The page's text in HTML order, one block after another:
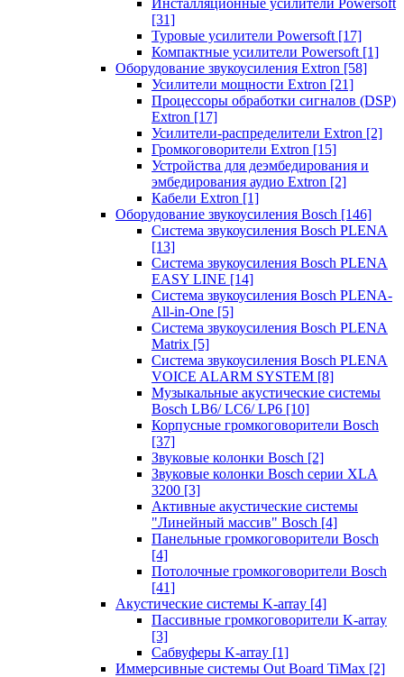
Инсталляционные усилители Powersoft
[31]
Туровые усилители Powersoft [17]
Компактные усилители Powersoft [1]
Оборудование звукоусиления Extron [58]
Усилители мощности Extron [21]
Процессоры обработки сигналов (DSP)
Extron [17]
Усилители-распределители Extron [2]
Громкоговорители Extron [15]
Устройства для деэмбедирования и
эмбедирования аудио Extron [2]
Кабели Extron [1]
Оборудование звукоусиления Bosch [146]
Система звукоусиления Bosch PLENA
[13]
Система звукоусиления Bosch PLENA
EASY LINE [14]
Система звукоусиления Bosch PLENA-
All-in-One [5]
Система звукоусиления Bosch PLENA
Matrix [5]
Система звукоусиления Bosch PLENA
VOICE ALARM SYSTEM [8]
Музыкальные акустические системы
Bosch LB6/ LC6/ LP6 [10]
Корпусные громкоговорители Bosch
[37]
Звуковые колонки Bosch [2]
Звуковые колонки Bosch серии XLA
3200 [3]
Активные акустические системы
"Линейный массив" Bosch [4]
Панельные громкоговорители Bosch
[4]
Потолочные громкоговорители Bosch
[41]
Акустические системы K-array [4]
Пассивные громкоговорители K-array
[3]
Сабвуферы K-array [1]
Иммерсивные системы Out Board TiMax [2]